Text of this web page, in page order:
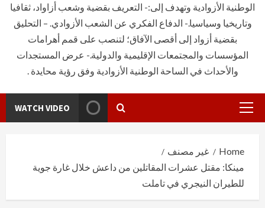
الوطنية الأزوادية وتهدف إلى:- التعريف بقضية وشعب أزاواد، ثقافيا
وتاريخيا وسياسيا.- الدفاع الفكري عن الشعب الأزوادي. – التحليق
بقضية أزواد إلى أقصى الآفاق؛ لتنصب على قمم أهرامات
المؤسسات والمجتمعات الإقليمية والدولية.- عرض المستجدات
والأحداث في الساحة الوطنية الأزوادية وفق رؤية محايدة .
Primary
WATCH VIDEO
Home
غير مصنف
مينكا: مقتل عشرات المقاتلين من داعش خلال غارة جوية
للطيران النيجري في تاملت